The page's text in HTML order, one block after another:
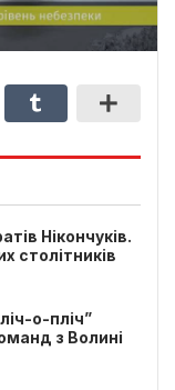
Нікончуків.
столітників
о-пліч”
з Волині